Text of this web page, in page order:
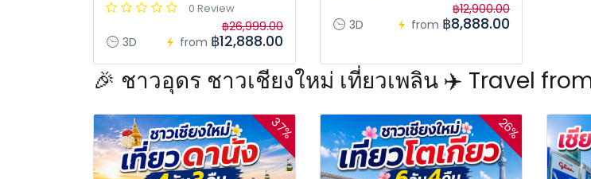
0 Review
3D from
฿26,999.00
฿12,888.00
3D from
฿12,900.00
฿8,888.00
🎉 ชาวอุดร ชาวเชียงใหม่ เที่ยวเพลิน ✈️ Travel
37% 26%